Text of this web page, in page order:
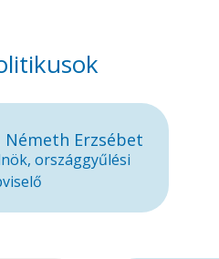
Németh Erzsébet
országgyűlési